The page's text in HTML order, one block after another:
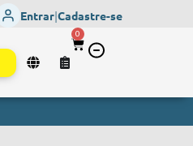
Entrar|Cadastre-se
0